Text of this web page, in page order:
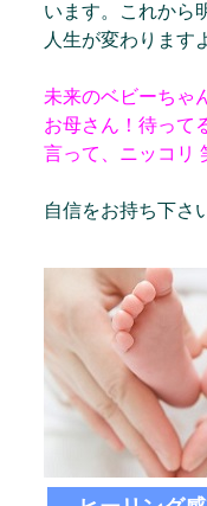
います。これから
人生が変わります
未来のベビーちゃ
お母さん！待って
言って、ニッコリ
自信をお持ち下さ